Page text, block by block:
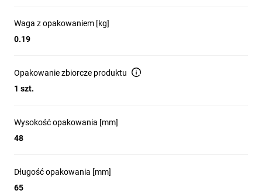
Waga z opakowaniem [kg]
0.19
Opakowanie zbiorcze produktu
1 szt.
Wysokość opakowania [mm]
48
Długość opakowania [mm]
65